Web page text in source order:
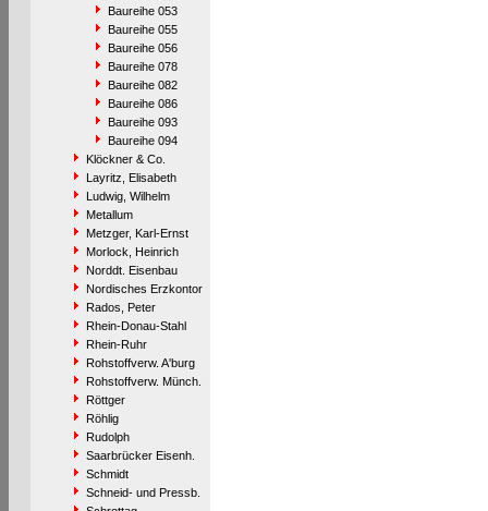
Baureihe 053
Baureihe 055
Baureihe 056
Baureihe 078
Baureihe 082
Baureihe 086
Baureihe 093
Baureihe 094
Klöckner & Co.
Layritz, Elisabeth
Ludwig, Wilhelm
Metallum
Metzger, Karl-Ernst
Morlock, Heinrich
Norddt. Eisenbau
Nordisches Erzkontor
Rados, Peter
Rhein-Donau-Stahl
Rhein-Ruhr
Rohstoffverw. A'burg
Rohstoffverw. Münch.
Röttger
Röhlig
Rudolph
Saarbrücker Eisenh.
Schmidt
Schneid- und Pressb.